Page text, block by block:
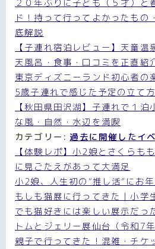
２０年ぶりに子ども（５才）と
ド！持って行ってよかったもの
底解説
【子連れ宿泊レビュー】天童
天風呂・食事・口コミを正直紹
東京ディズニーランド初心者の
5歳子連れで感じた予定の立て方
【秋田県田沢湖】子連れで１
な風・自然・水辺を満喫
カテゴリー: 過去に開催したイ
【体験レポ】小2娘とさくらも
に見ごたえがあって大満足
小2娘、人生初の“推し活”にお
もしも猫展に行ってきた｜小学
でも猫好きには楽しい展示だっ
トムとジェリー展仙台（令和7
親子で行ってきた！混雑・チケ